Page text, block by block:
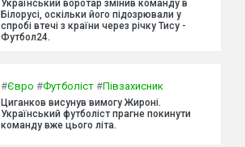
Український воротар змінив команду в
Білорусі, оскільки його підозрювали у
спробі втечі з країни через річку Тису -
Футбол24.
#Євро #Футболіст #Півзахисник
Циганков висунув вимогу Жироні.
Український футболіст прагне покинути
команду вже цього літа.